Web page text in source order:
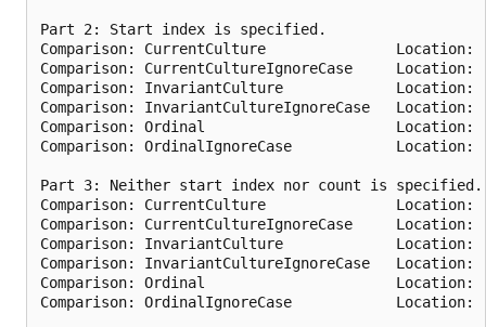
Part 2: Start index is specified.
Comparison: CurrentCulture               Location:
Comparison: CurrentCultureIgnoreCase     Location:
Comparison: InvariantCulture             Location:
Comparison: InvariantCultureIgnoreCase   Location:
Comparison: Ordinal                      Location:
Comparison: OrdinalIgnoreCase            Location:
Part 3: Neither start index nor count is specified.
Comparison: CurrentCulture               Location:
Comparison: CurrentCultureIgnoreCase     Location:
Comparison: InvariantCulture             Location:
Comparison: InvariantCultureIgnoreCase   Location:
Comparison: Ordinal                      Location:
Comparison: OrdinalIgnoreCase            Location: